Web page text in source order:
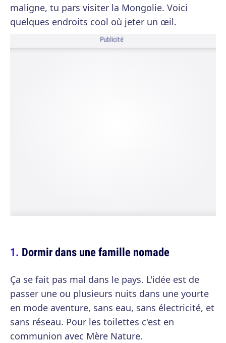
maligne, tu pars visiter la Mongolie. Voici
quelques endroits cool où jeter un œil.
Publicité
Dormir dans une famille nomade
Ça se fait pas mal dans le pays. L'idée est de
passer une ou plusieurs nuits dans une yourte
en mode aventure, sans eau, sans électricité, et
sans réseau. Pour les toilettes c'est en
communion avec Mère Nature.